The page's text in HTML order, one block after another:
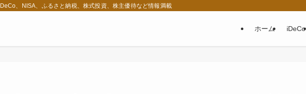
、NISA、ふるさと納税、株式投資、株主優待など情報満載
ホーム iDeCo